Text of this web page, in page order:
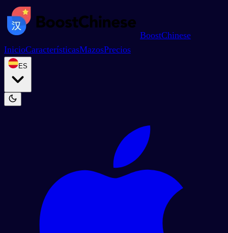
BoostChinese
InicioCaracterísticasMazosPrecios
ES